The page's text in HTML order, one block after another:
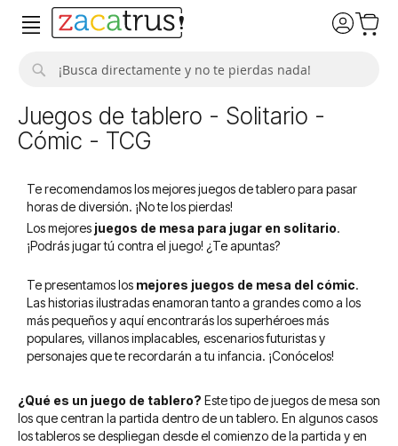
Juegos de tablero - Solitario -
Cómic - TCG
Te recomendamos los mejores juegos de tablero para pasar
horas de diversión. ¡No te los pierdas!
Los mejores juegos de mesa para jugar en solitario.
¡Podrás jugar tú contra el juego! ¿Te apuntas?
Te presentamos los mejores juegos de mesa del cómic.
Las historias ilustradas enamoran tanto a grandes como a los
más pequeños y aquí encontrarás los superhéroes más
populares, villanos implacables, escenarios futuristas y
personajes que te recordarán a tu infancia. ¡Conócelos!
¿Qué es un juego de tablero? Este tipo de juegos de mesa son
los que centran la partida dentro de un tablero. En algunos casos
los tableros se despliegan desde el comienzo de la partida y en